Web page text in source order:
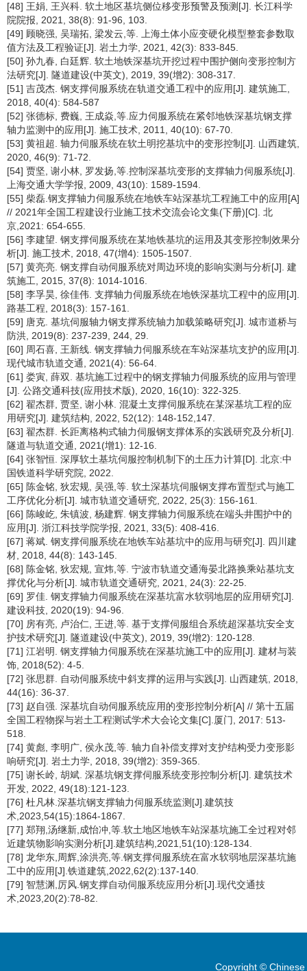
[48] 王娟, 王兴科. 软土地区基坑侧位移变形预警及预测[J]. 长江科学
院院报, 2021, 38(8): 91-96, 103.
[49] 顾晓强, 吴瑞拓, 梁发云,等. 上海土体小应变硬化模型整套参数取
值方法及工程验证[J]. 岩土力学, 2021, 42(3): 833-845.
[50] 孙九春, 白廷辉. 软土地铁深基坑开挖过程中围护侧向变形控制方
法研究[J]. 隧道建设(中英文), 2019, 39(增2): 308-317.
[51] 吉茂杰. 钢支撑伺服系统在轨道交通工程中的应用[J]. 建筑施工,
2018, 40(4): 584-587
[52] 张德标, 费巍, 王成焱,等.应力伺服系统在紧邻地铁深基坑钢支撑
轴力监测中的应用[J]. 施工技术, 2011, 40(10): 67-70.
[53] 黄祖超. 轴力伺服系统在软土明挖基坑中的变形控制[J]. 山西建筑,
2020, 46(9): 71-72.
[54] 贾坚, 谢小林, 罗发扬,等.控制深基坑变形的支撑轴力伺服系统[J].
上海交通大学学报, 2009, 43(10): 1589-1594.
[55] 柴磊.钢支撑轴力伺服系统在地铁车站深基坑工程施工中的应用[A]
// 2021年全国工程建设行业施工技术交流会论文集(下册)[C]. 北
京,2021: 654-655.
[56] 李建望. 钢支撑伺服系统在某地铁基坑的运用及其变形控制效果分
析[J]. 施工技术, 2018, 47(增4): 1505-1507.
[57] 黄亮亮. 钢支撑自动伺服系统对周边环境的影响实测与分析[J]. 建
筑施工, 2015, 37(8): 1014-1016.
[58] 李孚昊, 徐佳伟. 支撑轴力伺服系统在地铁深基坑工程中的应用[J].
路基工程, 2018(3): 157-161.
[59] 唐克. 基坑伺服轴力钢支撑系统轴力加载策略研究[J]. 城市道桥与
防洪, 2019(8): 237-239, 244, 29.
[60] 周石喜, 王新线. 钢支撑轴力伺服系统在车站深基坑支护的应用[J].
现代城市轨道交通, 2021(4): 56-64.
[61] 娄寅, 薛双. 基坑施工过程中的钢支撑轴力伺服系统的应用与管理
[J]. 公路交通科技(应用技术版), 2020, 16(10): 322-325.
[62] 翟杰群, 贾坚, 谢小林. 混凝土支撑伺服系统在某深基坑工程的应
用研究[J]. 建筑结构, 2022, 52(12): 148-152,147.
[63] 翟杰群. 长距离格构式轴力伺服钢支撑体系的实践研究及分析[J].
隧道与轨道交通, 2021(增1): 12-16.
[64] 张智恒. 深厚软土基坑伺服控制机制下的土压力计算[D]. 北京:中
国铁道科学研究院, 2022.
[65] 陈金铭, 狄宏规, 吴强,等. 软土深基坑伺服钢支撑布置型式与施工
工序优化分析[J]. 城市轨道交通研究, 2022, 25(3): 156-161.
[66] 陈峻屹, 朱镇波, 杨建辉. 钢支撑轴力伺服系统在端头井围护中的
应用[J]. 浙江科技学院学报, 2021, 33(5): 408-416.
[67] 蒋斌. 钢支撑伺服系统在地铁车站基坑中的应用与研究[J]. 四川建
材, 2018, 44(8): 143-145.
[68] 陈金铭, 狄宏规, 宣炜,等. 宁波市轨道交通海晏北路换乘站基坑支
撑优化与分析[J]. 城市轨道交通研究, 2021, 24(3): 22-25.
[69] 罗佳. 钢支撑轴力伺服系统在深基坑富水软弱地层的应用研究[J].
建设科技, 2020(19): 94-96.
[70] 房有亮, 卢治仁, 王进,等. 基于支撑伺服组合系统超深基坑安全支
护技术研究[J]. 隧道建设(中英文), 2019, 39(增2): 120-128.
[71] 江岩明. 钢支撑轴力伺服系统在深基坑施工中的应用[J]. 建材与装
饰, 2018(52): 4-5.
[72] 张思群. 自动伺服系统中斜支撑的运用与实践[J]. 山西建筑, 2018,
44(16): 36-37.
[73] 赵自强. 深基坑自动伺服系统应用的变形控制分析[A] // 第十五届
全国工程物探与岩土工程测试学术大会论文集[C].厦门, 2017: 513-
518.
[74] 黄彪, 李明广, 侯永茂,等. 轴力自补偿支撑对支护结构受力变形影
响研究[J]. 岩土力学, 2018, 39(增2): 359-365.
[75] 谢长岭, 胡斌. 深基坑钢支撑伺服系统变形控制分析[J]. 建筑技术
开发, 2022, 49(18):121-123.
[76] 杜凡林.深基坑钢支撑轴力伺服系统监测[J].建筑技
术,2023,54(15):1864-1867.
[77] 郑翔,汤继新,成怡冲,等.软土地区地铁车站深基坑施工全过程对邻
近建筑物影响实测分析[J].建筑结构,2021,51(10):128-134.
[78] 龙华东,周辉,涂洪亮,等.钢支撑伺服系统在富水软弱地层深基坑施
工中的应用[J].铁道建筑,2022,62(2):137-140.
[79] 智慧渊,厉风.钢支撑自动伺服系统应用分析[J].现代交通技
术,2023,20(2):78-82.
Copyright ©